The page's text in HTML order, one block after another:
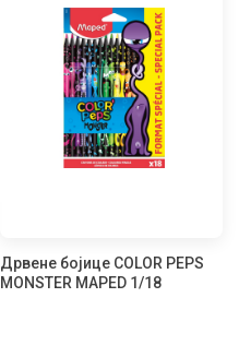
Дрвене бојице COLOR PEPS
MONSTER MAPED 1/18